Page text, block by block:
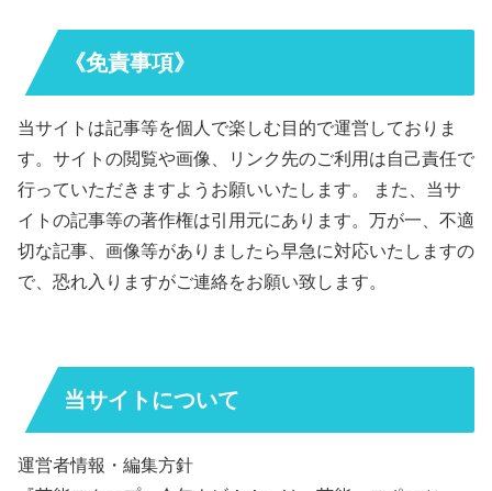
《免責事項》
当サイトは記事等を個人で楽しむ目的で運営しておりま
す。サイトの閲覧や画像、リンク先のご利用は自己責任で
行っていただきますようお願いいたします。 また、当サ
イトの記事等の著作権は引用元にあります。万が一、不適
切な記事、画像等がありましたら早急に対応いたしますの
で、恐れ入りますがご連絡をお願い致します。
当サイトについて
運営者情報・編集方針